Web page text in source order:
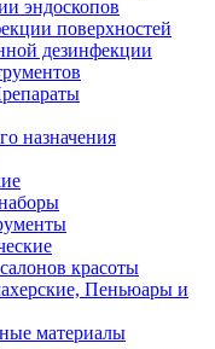
эндоскопов
поверхностей
дезинфекции
назначения
красоты
Пеньюары и
материалы